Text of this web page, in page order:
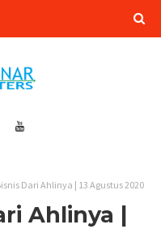
Dari Ahlinya | 13 Agustus 2020
Ahlinya |